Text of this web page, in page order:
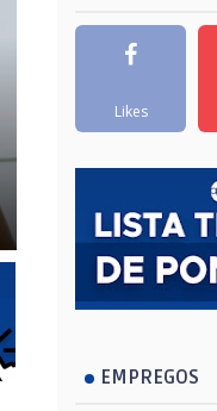
Likes
EMPREGOS